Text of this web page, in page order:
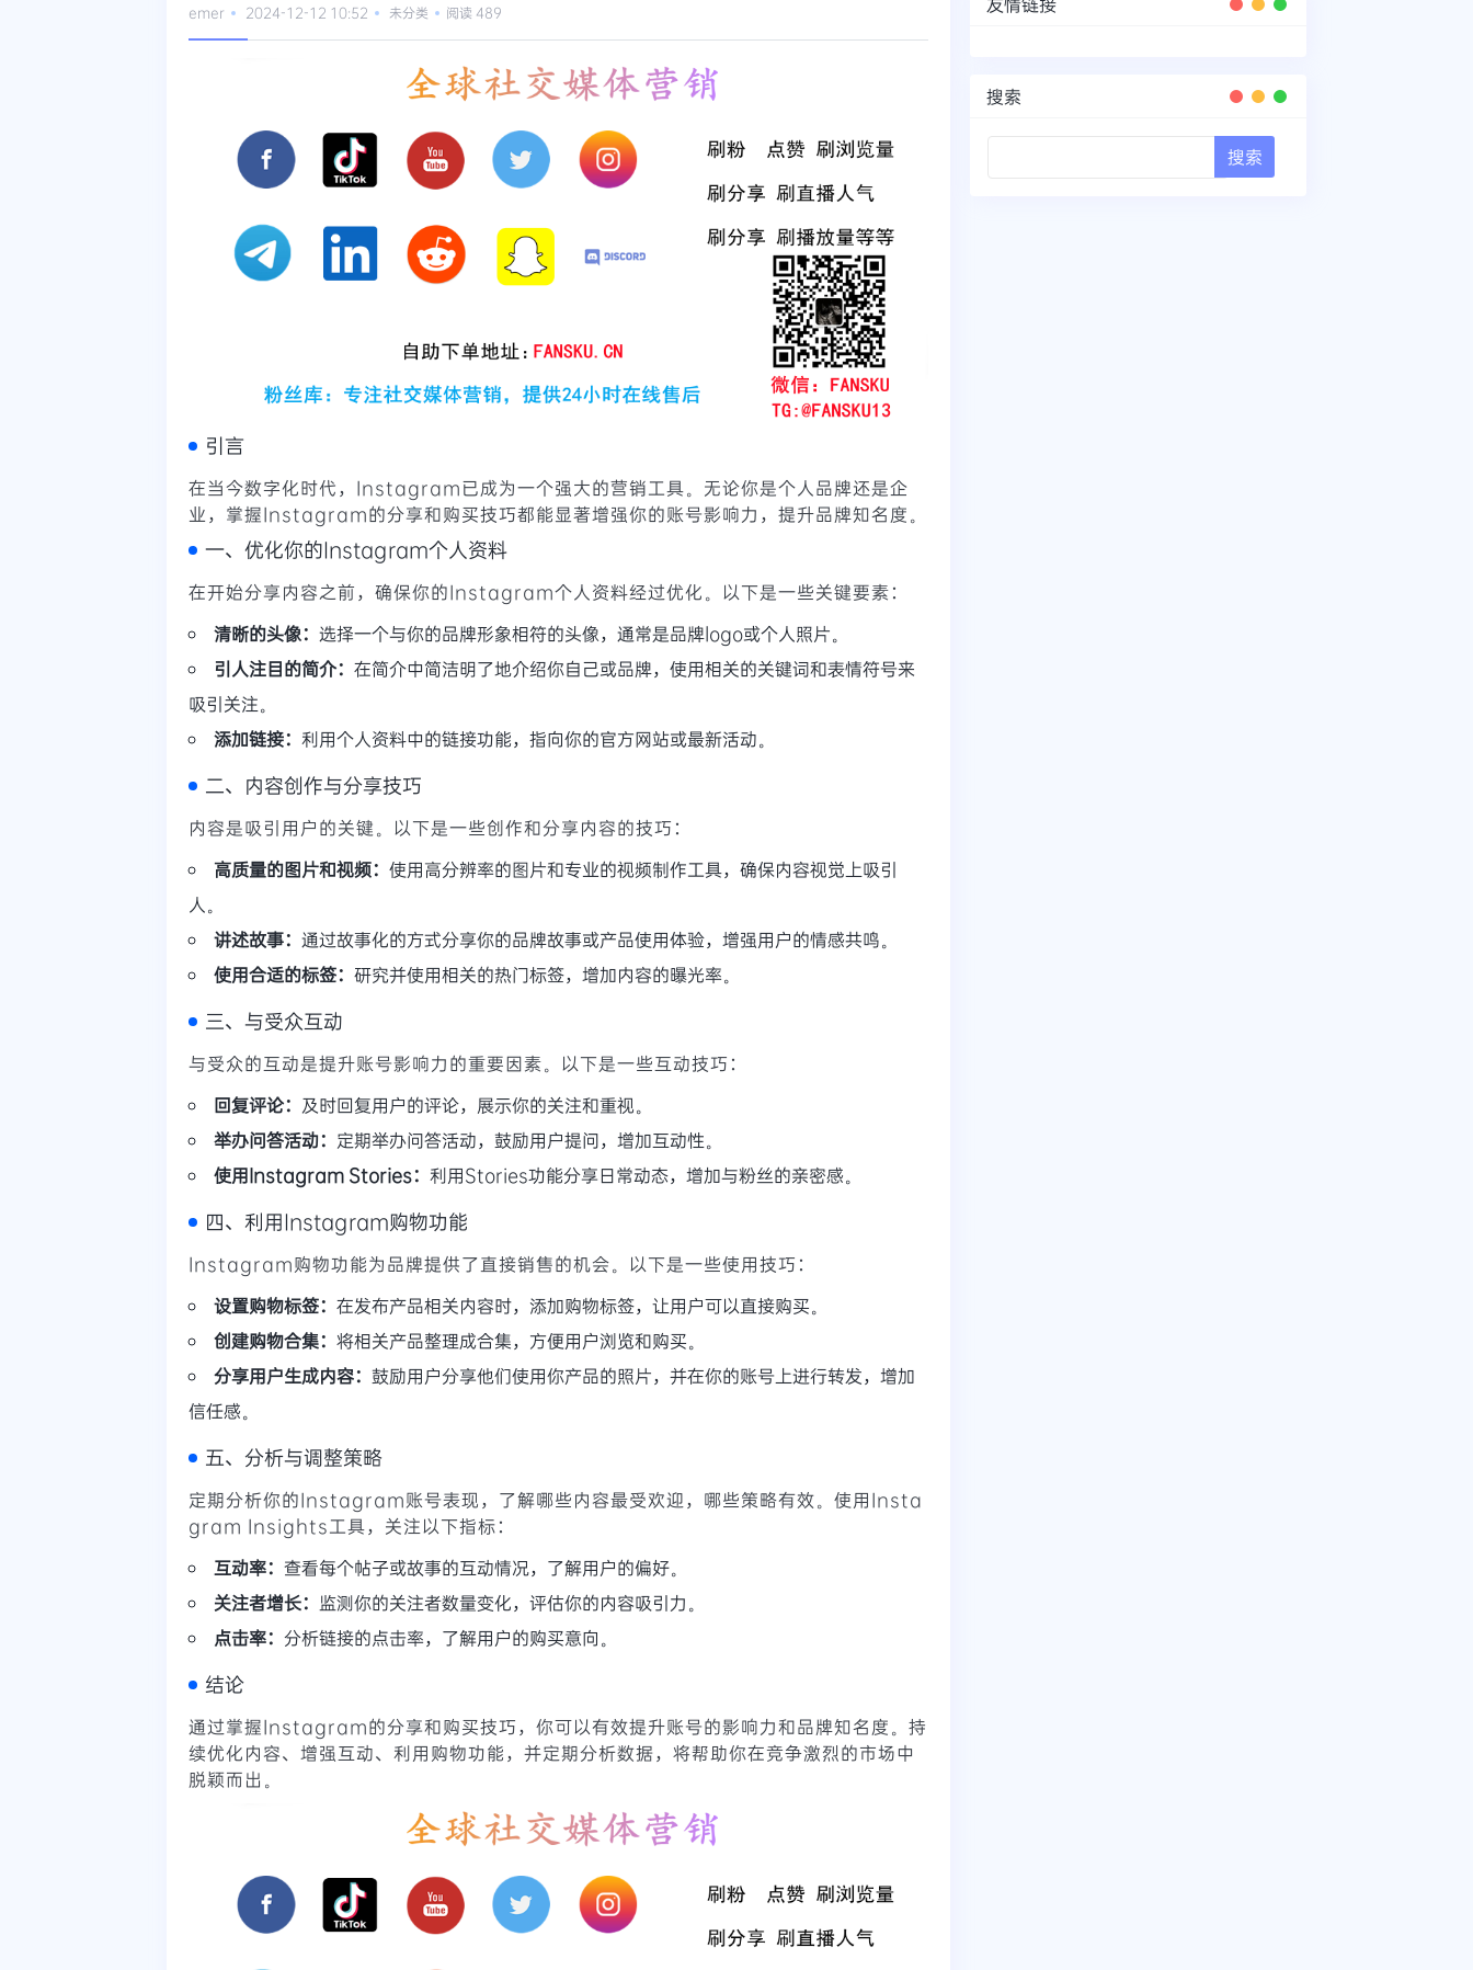
emer 2024-12-12 10:52 未分类 阅读 489
引言
在当今数字化时代，Instagram已成为一个强大的营销工具。无论你是个人品牌还是企
业，掌握Instagram的分享和购买技巧都能显著增强你的账号影响力，提升品牌知名度。
一、优化你的Instagram个人资料
在开始分享内容之前，确保你的Instagram个人资料经过优化。以下是一些关键要素：
清晰的头像： 选择一个与你的品牌形象相符的头像，通常是品牌logo或个人照片。
引人注目的简介： 在简介中简洁明了地介绍你自己或品牌，使用相关的关键词和表情符号来
吸引关注。
添加链接： 利用个人资料中的链接功能，指向你的官方网站或最新活动。
二、内容创作与分享技巧
内容是吸引用户的关键。以下是一些创作和分享内容的技巧：
高质量的图片和视频： 使用高分辨率的图片和专业的视频制作工具，确保内容视觉上吸引
人。
讲述故事： 通过故事化的方式分享你的品牌故事或产品使用体验，增强用户的情感共鸣。
使用合适的标签： 研究并使用相关的热门标签，增加内容的曝光率。
三、与受众互动
与受众的互动是提升账号影响力的重要因素。以下是一些互动技巧：
回复评论： 及时回复用户的评论，展示你的关注和重视。
举办问答活动： 定期举办问答活动，鼓励用户提问，增加互动性。
使用Instagram Stories： 利用Stories功能分享日常动态，增加与粉丝的亲密感。
四、利用Instagram购物功能
Instagram购物功能为品牌提供了直接销售的机会。以下是一些使用技巧：
设置购物标签： 在发布产品相关内容时，添加购物标签，让用户可以直接购买。
创建购物合集： 将相关产品整理成合集，方便用户浏览和购买。
分享用户生成内容： 鼓励用户分享他们使用你产品的照片，并在你的账号上进行转发，增加
信任感。
五、分析与调整策略
定期分析你的Instagram账号表现，了解哪些内容最受欢迎，哪些策略有效。使用Insta
gram Insights工具，关注以下指标：
互动率： 查看每个帖子或故事的互动情况，了解用户的偏好。
关注者增长： 监测你的关注者数量变化，评估你的内容吸引力。
点击率： 分析链接的点击率，了解用户的购买意向。
结论
通过掌握Instagram的分享和购买技巧，你可以有效提升账号的影响力和品牌知名度。持
续优化内容、增强互动、利用购物功能，并定期分析数据，将帮助你在竞争激烈的市场中
脱颖而出。
搜索